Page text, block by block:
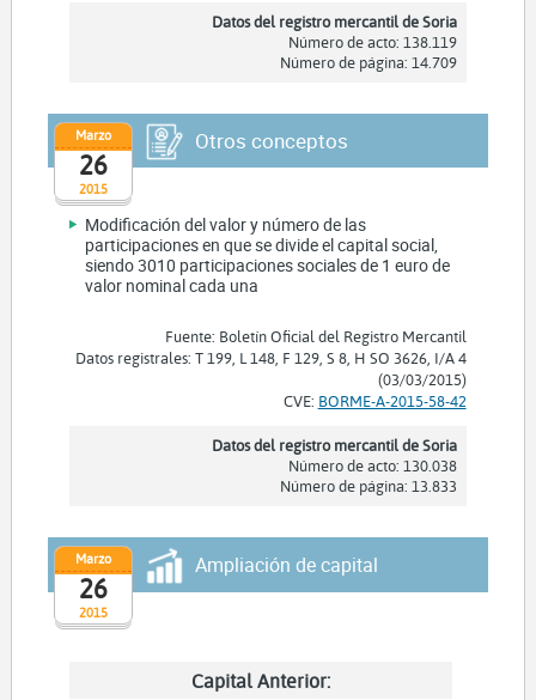
Datos del registro mercantil de Soria
Número de acto: 138.119
Número de página: 14.709
2015
Marzo
26
Otros conceptos
Modificación del valor y número de las
participaciones en que se divide el capital social,
siendo 3010 participaciones sociales de 1 euro de
valor nominal cada una
Fuente: Boletín Oficial del Registro Mercantil
Datos registrales: T 199, L 148, F 129, S 8, H SO 3626, I/A 4
(03/03/2015)
CVE: BORME-A-2015-58-42
Datos del registro mercantil de Soria
Número de acto: 130.038
Número de página: 13.833
2015
Marzo
26
Ampliación de capital
Capital Anterior: